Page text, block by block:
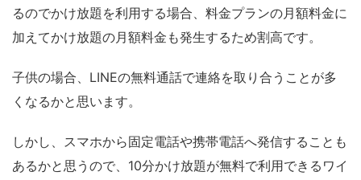
るのでかけ放題を利用する場合、料金プランの月額料金に
加えてかけ放題の月額料金も発生するため割高です。
子供の場合、LINEの無料通話で連絡を取り合うことが多
くなるかと思います。
しかし、スマホから固定電話や携帯電話へ発信することも
あるかと思うので、10分かけ放題が無料で利用できるワイ